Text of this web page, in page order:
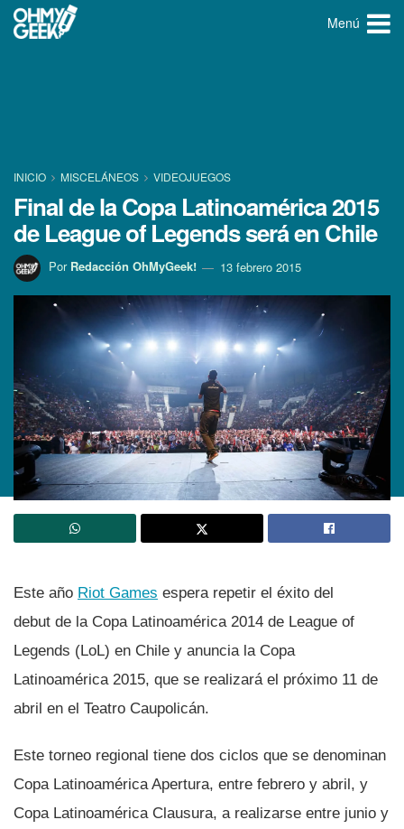
Menú
INICIO MISCELÁNEOS VIDEOJUEGOS
Final de la Copa Latinoamérica 2015
de League of Legends será en Chile
Por Redacción OhMyGeek! 13 febrero 2015
Este año Riot Games espera repetir el éxito del
debut de la Copa Latinoamérica 2014 de League of
Legends (LoL) en Chile y anuncia la Copa
Latinoamérica 2015, que se realizará el próximo 11 de
abril en el Teatro Caupolicán.
Este torneo regional tiene dos ciclos que se denominan
Copa Latinoamérica Apertura, entre febrero y abril, y
Copa Latinoamérica Clausura, a realizarse entre junio y